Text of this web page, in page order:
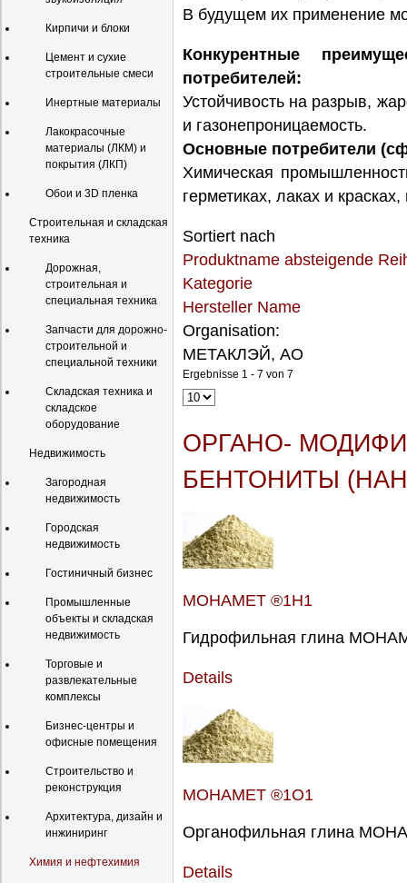
Кирпичи и блоки
Цемент и сухие
строительные смеси
Инертные материалы
Лакокрасочные
материалы (ЛКМ) и
покрытия (ЛКП)
Обои и 3D пленка
Строительная и складская
техника
Дорожная,
строительная и
специальная техника
Запчасти для дорожно-
строительной и
специальной техники
Складская техника и
складское
оборудование
Недвижимость
Загородная
недвижимость
Городская
недвижимость
Гостиничный бизнес
Промышленные
объекты и складская
недвижимость
Торговые и
развлекательные
комплексы
Бизнес-центры и
офисные помещения
Строительство и
реконструкция
Архитектура, дизайн и
инжиниринг
Химия и нефтехимия
В будущем их применение
Конкурентные
потребителей:
Устойчивость на разрыв,
и газонепроницаемость.
Основные потребители
Химическая
герметиках, лаках и красках,
Sortiert nach
Produktname absteigende
Kategorie
Hersteller Name
Organisation:
МЕТАКЛЭЙ, АО
Ergebnisse 1 - 7 von 7
ОРГАНО-
БЕНТОНИТЫ
МОНАМЕТ ®1Н1
Гидрофильная глина
Details
МОНАМЕТ ®1О1
Органофильная глина
Details